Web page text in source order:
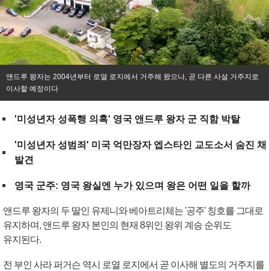
앤드루 왕자는 2004년부터 로열 로지에서 거주해 왔으나, 곧 다른 사설 거주지로
이사할 예정이다
'미성년자 성폭행 의혹' 영국 앤드루 왕자 군 직함 박탈
'미성년자 성범죄' 미국 억만장자 엡스타인 교도소서 숨진 채
발견
영국 군주: 영국 왕실엔 누가 있으며 왕은 어떤 일을 할까
앤드루 왕자의 두 딸인 유제니와 베아트리체는 '공주' 칭호를 그대로
유지하며, 앤드루 왕자 본인의 현재 8위인 왕위 계승 순위도
유지된다.
전 부인 사라 퍼거슨 역시 로열 로지에서 곧 이사해 별도의 거주지를